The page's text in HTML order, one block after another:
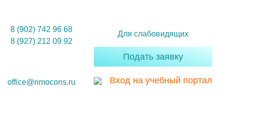
8 (902) 742 96 68
8 (927) 212 09 92
office@nmocons.ru
Для слабовидящих
Подать заявку
Вход на учебный портал